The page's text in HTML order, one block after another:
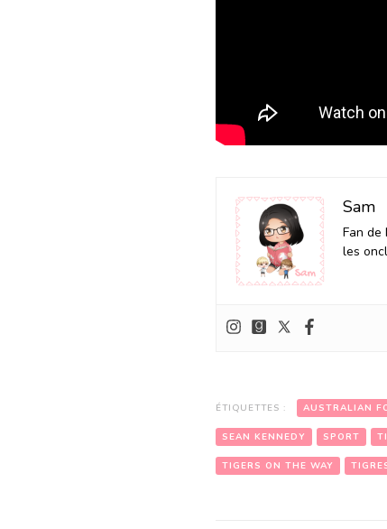
Sam
Fan de
les
ÉTIQUETTES : AUSTRALIAN
SEAN KENNEDY SPORT
TIGERS ON THE WAY